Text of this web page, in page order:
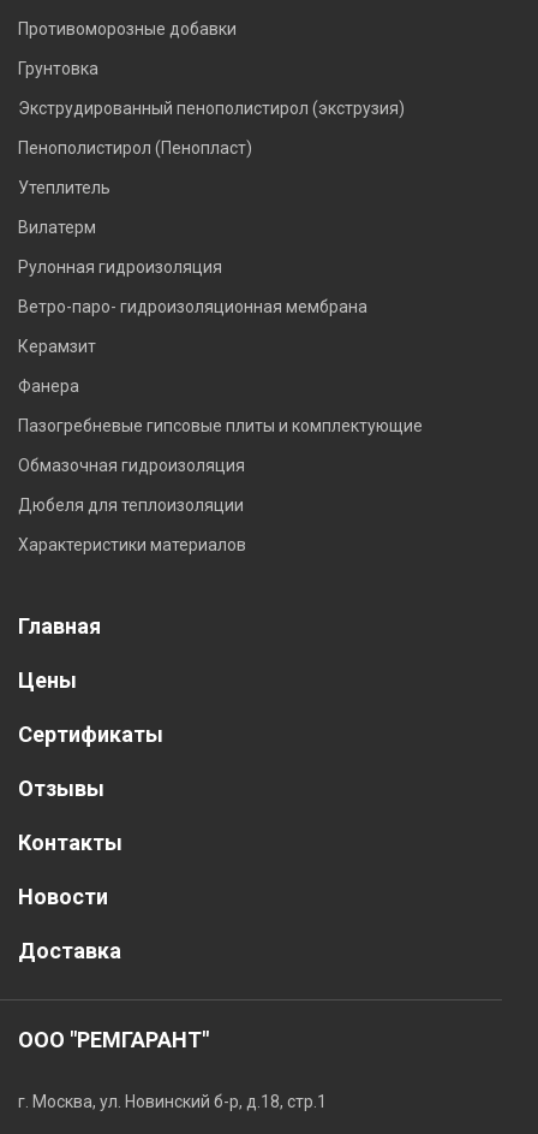
Противоморозные добавки
Грунтовка
Экструдированный пенополистирол (экструзия)
Пенополистирол (Пенопласт)
Утеплитель
Вилатерм
Рулонная гидроизоляция
Ветро-паро- гидроизоляционная мембрана
Керамзит
Фанера
Пазогребневые гипсовые плиты и комплектующие
Обмазочная гидроизоляция
Дюбеля для теплоизоляции
Характеристики материалов
Главная
Цены
Сертификаты
Отзывы
Контакты
Новости
Доставка
ООО "РЕМГАРАНТ"
г. Москва, ул. Новинский б-р, д.18, стр.1